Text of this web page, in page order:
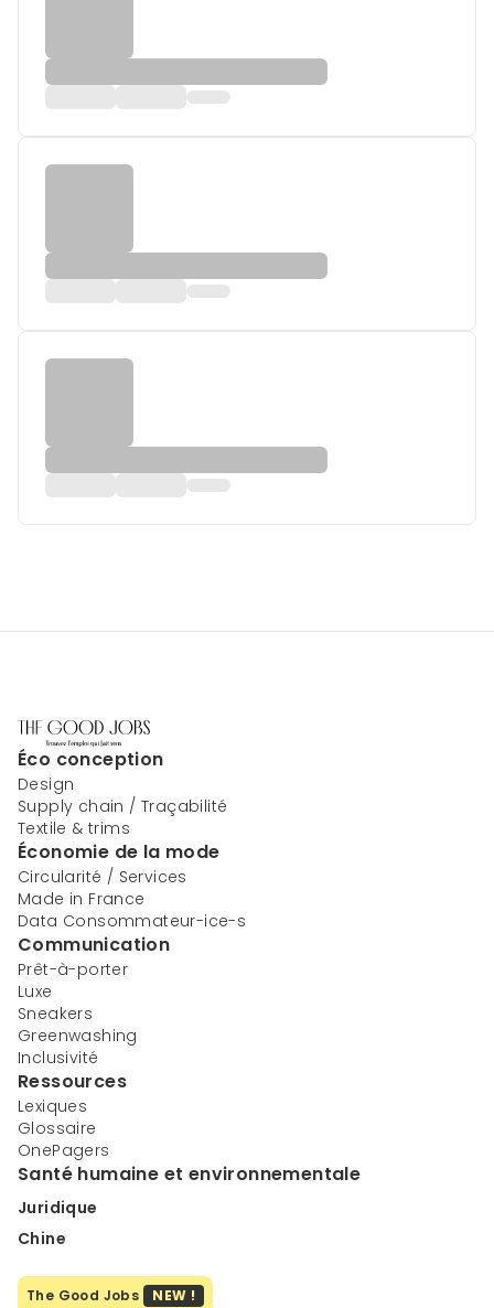
Éco conception
Design
Supply chain / Traçabilité
Textile & trims
Économie de la mode
Circularité / Services
Made in France
Data Consommateur-ice-s
Communication
Prêt-à-porter
Luxe
Sneakers
Greenwashing
Inclusivité
Ressources
Lexiques
Glossaire
OnePagers
Santé humaine et environnementale
Juridique
Chine
The Good Jobs NEW !